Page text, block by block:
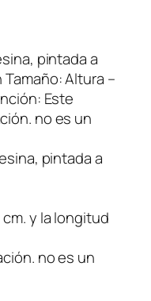
pintada a
Altura –
Este
no es un
pintada a
y la longitud
no es un